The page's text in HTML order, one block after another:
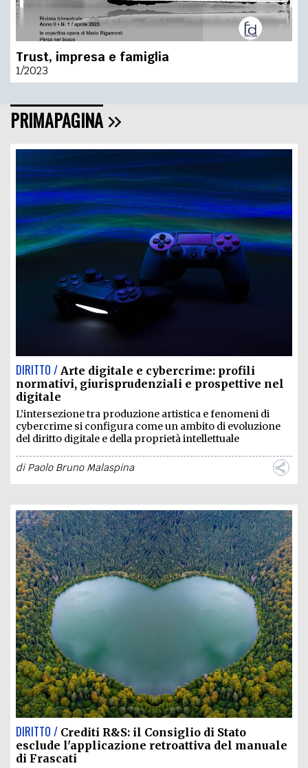
Trust, impresa e famiglia
1/2023
PRIMAPAGINA
DIRITTO / Arte digitale e cybercrime: profili
normativi, giurisprudenziali e prospettive nel
digitale
L’intersezione tra produzione artistica e fenomeni di
cybercrime si configura come un ambito di evoluzione
del diritto digitale e della proprietà intellettuale
diPaolo Bruno Malaspina
DIRITTO / Crediti R&S: il Consiglio di Stato
esclude l'applicazione retroattiva del manuale
di Frascati